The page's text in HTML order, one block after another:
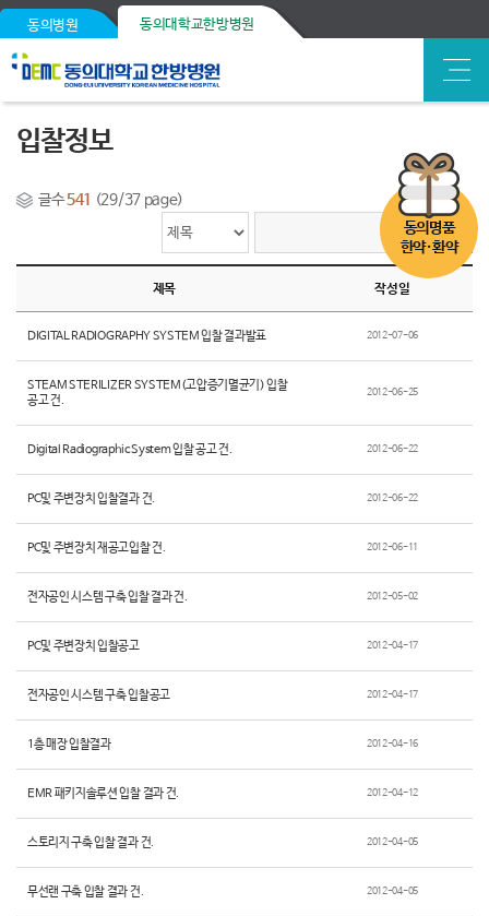
동의병원 동의대학교한방병원
동의명품
한약·환약
입찰정보
글수541 (29/37 page)
제목 작성일
DIGITAL RADIOGRAPHY SYSTEM 입찰 결과발표 2012-07-06
STEAM STERILIZER SYSTEM(고압증기멸균기) 입찰
공고 건.
2012-06-25
Digital Radiographic System 입찰 공고 건. 2012-06-22
PC및 주변장치 입찰결과 건. 2012-06-22
PC및 주변장치 재공고입찰 건. 2012-06-11
전자공인 시스템 구축 입찰 결과 건. 2012-05-02
PC및 주변장치 입찰공고 2012-04-17
전자공인 시스템 구축 입찰공고 2012-04-17
1층 매장 입찰결과 2012-04-16
EMR 패키지솔루션 입찰 결과 건. 2012-04-12
스토리지 구축 입찰 결과 건. 2012-04-05
무선랜 구축 입찰 결과 건. 2012-04-05